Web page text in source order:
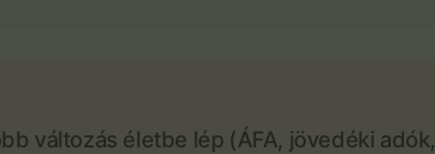
változás életbe lép (ÁFA, jövedéki adók,